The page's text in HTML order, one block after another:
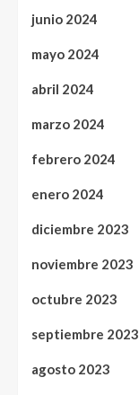
junio 2024
mayo 2024
abril 2024
marzo 2024
febrero 2024
enero 2024
diciembre 2023
noviembre 2023
octubre 2023
septiembre 2023
agosto 2023